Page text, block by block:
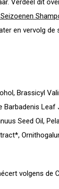
Verdeel dit
met
Brassicyl
Seed Oil,
volgens